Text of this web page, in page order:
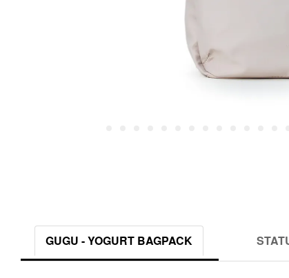
GUGU - YOGURT BAGPACK